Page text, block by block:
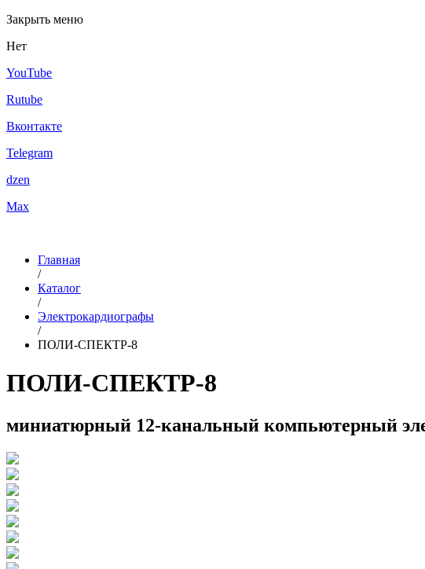
Закрыть меню
Нет
YouTube
Rutube
Вконтакте
Telegram
dzen
Max
Главная
/
Каталог
/
Электрокардиографы
/
ПОЛИ-СПЕКТР-8
ПОЛИ-СПЕКТР-8
миниатюрный 12-канальный компьютерный